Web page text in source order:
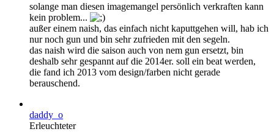
solange man diesen imagemangel persönlich verkraften kann
kein problem...
außer einem naish, das einfach nicht kaputtgehen will, hab ich
nur noch gun und bin sehr zufrieden mit den segeln.
das naish wird die saison auch von nem gun ersetzt, bin
deshalb sehr gespannt auf die 2014er. soll ein beat werden,
die fand ich 2013 vom design/farben nicht gerade
berauschend.
daddy_o
Erleuchteter